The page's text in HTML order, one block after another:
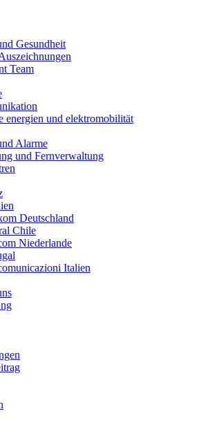
Gesundheit
Team
energien und elektromobilität
Alarme
und Fernverwaltung
Deutschland
Chile
Niederlande
Italien